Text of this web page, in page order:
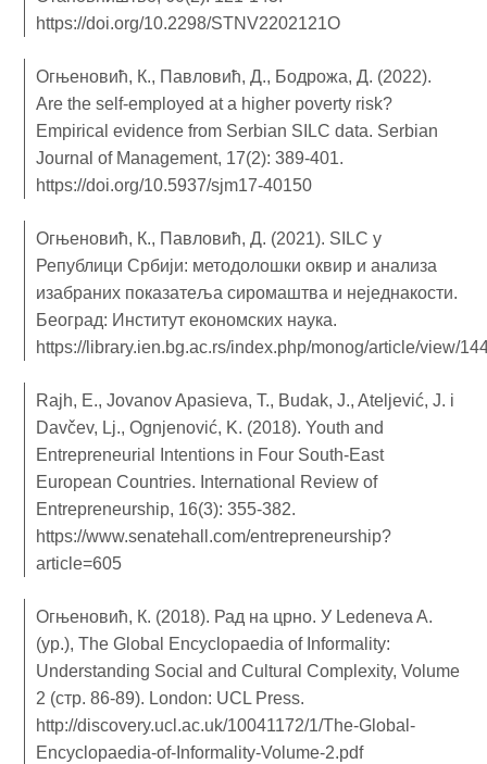
https://doi.org/10.2298/STNV2202121O
Огњеновић, К., Павловић, Д., Бодрожа, Д. (2022).
Are the self-employed at a higher poverty risk?
Empirical evidence from Serbian SILC data. Serbian
Journal of Management, 17(2): 389-401.
https://doi.org/10.5937/sjm17-40150
Огњеновић, К., Павловић, Д. (2021). SILC у
Републици Србији: методолошки оквир и анализа
изабраних показатеља сиромаштва и неједнакости.
Београд: Институт економских наука.
https://library.ien.bg.ac.rs/index.php/monog/article/view/
Rajh, E., Jovanov Apasieva, T., Budak, J., Ateljević, J. i
Davčev, Lj., Ognjenović, K. (2018). Youth and
Entrepreneurial Intentions in Four South-East
European Countries. International Review of
Entrepreneurship, 16(3): 355-382.
https://www.senatehall.com/entrepreneurship?
article=605
Огњеновић, К. (2018). Рад на црно. У Ledeneva A.
(ур.), The Global Encyclopaedia of Informality:
Understanding Social and Cultural Complexity, Volume
2 (стр. 86-89). London: UCL Press.
http://discovery.ucl.ac.uk/10041172/1/The-Global-
Encyclopaedia-of-Informality-Volume-2.pdf